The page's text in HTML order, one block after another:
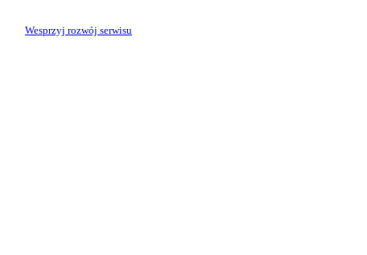
Wesprzyj rozwój serwisu